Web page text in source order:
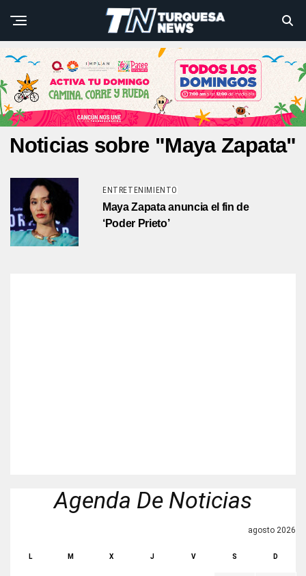
Noticias sobre "Maya Zapata"
ENTRETENIMIENTO
Maya Zapata anuncia el fin de
‘Poder Prieto’
Agenda De Noticias
agosto 2026
L M X J V S D